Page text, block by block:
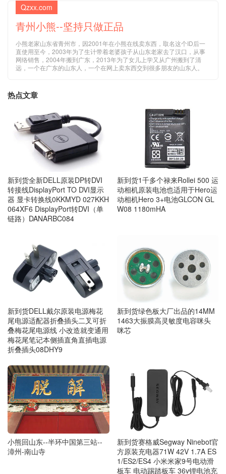
Qzxx.com
青州小熊--坚持只做正品
小熊老家山东省青州市，因2001年在小熊在线卖东西，取名这个ID后一
直使用至今，2003年为了生计带着老婆孩子从山东老家去了汉口，从事
网络销售，2004年搬到广东，2013年为了女儿上学又从广州搬到了清
远，一个在广东的山东人，一个在网上卖东西交到很多朋友的山东人。
热点文章
新到货全新DELL原装DP转DVI
转接线DisplayPort TO DVI显示
器 显卡转换线0KKMYD 027KKH
064XF6 DisplayPort转DVI（单
链路）DANARBC084
新到货1千多个禄来Rollei 500 运
动相机原装电池也适用于Hero运
动相机Hero 3+电池GLCON GL
W08 1180mHA
新到货DELL戴尔原装电源梅花
尾电源适配器折叠插头二叉可折
叠梅花尾电源线 小改造就变通用
梅花尾笔记本侧插直角直插电源
折叠插头08DHY9
新到货绿色板大厂出品的14MM
1463大振膜高灵敏度电容咪头
咪芯
小熊回山东--半环中国第三站--
漳州-南山寺
新到货赛格威Segway Ninebot官
方原装充电器71W 42V 1.7A ES
1/ES2/ES4 小米米家9号电动滑
板车 电动踢踏板车 36v锂电池充